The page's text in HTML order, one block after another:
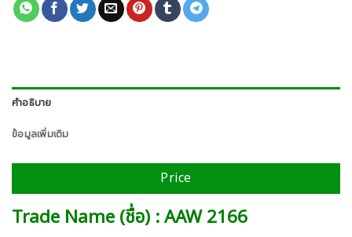
คำอธิบาย
ข้อมูลเพิ่มเติม
Price
Trade Name (ชื่อ) : AAW 2166